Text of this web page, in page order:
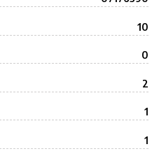
10
0
2
1
1